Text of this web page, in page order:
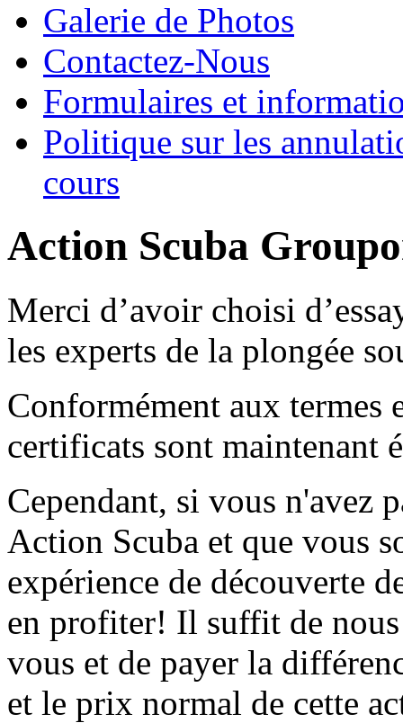
Galerie de Photos
Contactez-Nous
Formulaires et
Politique sur les
cours
Action Scuba
Merci d’avoir choisi
les experts de la plongée
Conformément aux termes
certificats sont maintenant
Cependant, si vous n'avez
Action Scuba et que vous
expérience de découverte
en profiter! Il suffit de nous
vous et de payer la
et le prix normal de cette